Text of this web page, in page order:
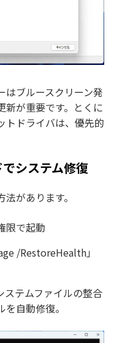
はブルースクリーン発
新が重要です。とくに
トドライバは、優先的
システム修復
があります。
限で起動
/RestoreHealth」
ステムファイルの整合
自動修復。